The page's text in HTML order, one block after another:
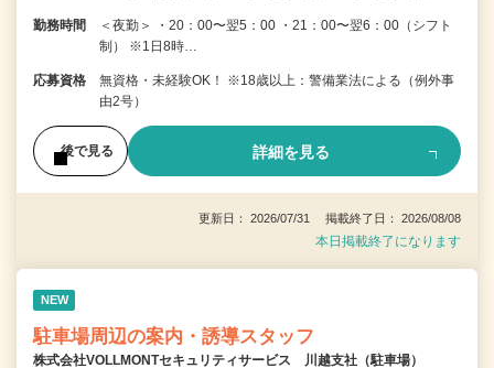
勤務時間
＜夜勤＞ ・20：00〜翌5：00 ・21：00〜翌6：00（シフト
制） ※1日8時…
応募資格
無資格・未経験OK！ ※18歳以上：警備業法による（例外事
由2号）
後で見る 詳細を見る
更新日： 2026/07/31 掲載終了日： 2026/08/08
本日掲載終了になります
NEW
駐車場周辺の案内・誘導スタッフ
株式会社VOLLMONTセキュリティサービス 川越支社（駐車場）